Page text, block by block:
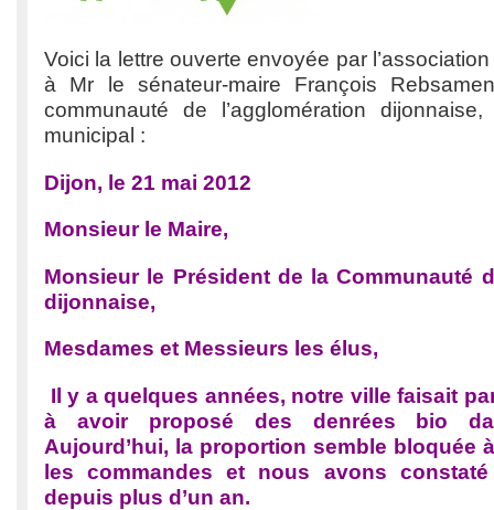
Voici la lettre ouverte envoyée par
à Mr le sénateur-maire François
communauté de l’agglomération
municipal :
Dijon, le 21 mai 2012
Monsieur le Maire,
Monsieur le Président de la Communauté
dijonnaise,
Mesdames et Messieurs les élus,
Il y a quelques années, notre ville faisait
à avoir proposé des denrées bio
Aujourd’hui, la proportion semble bloquée
les commandes et nous avons
depuis plus d’un an.